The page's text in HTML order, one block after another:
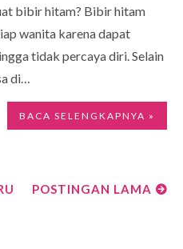
bibir hitam? Bibir hitam
wanita karena dapat
tidak percaya diri. Selain
di…
BACA SELENGKAPNYA »
POSTINGAN LAMA